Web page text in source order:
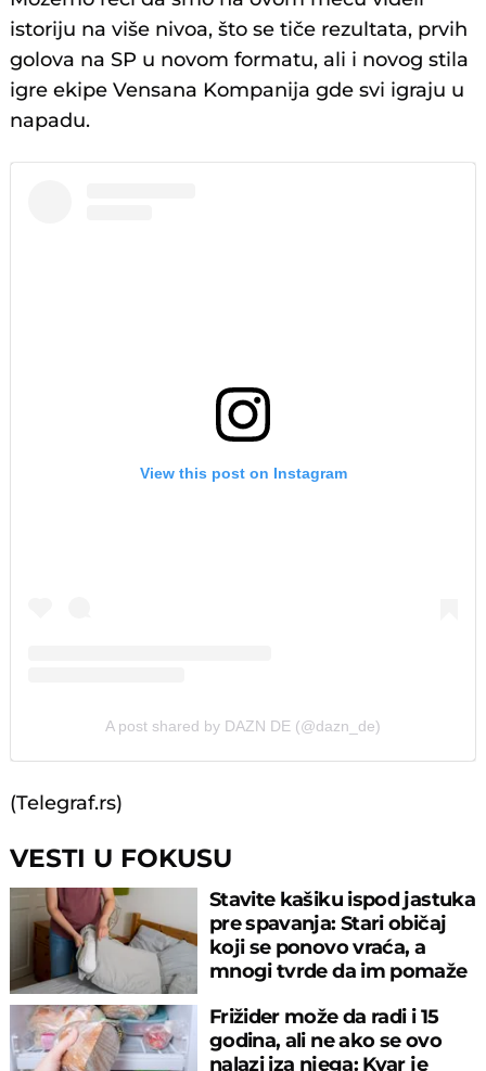
istoriju na više nivoa, što se tiče rezultata, prvih
golova na SP u novom formatu, ali i novog stila
igre ekipe Vensana Kompanija gde svi igraju u
napadu.
View this post on Instagram
A post shared by DAZN DE (@dazn_de)
(Telegraf.rs)
VESTI U FOKUSU
Stavite kašiku ispod jastuka
pre spavanja: Stari običaj
koji se ponovo vraća, a
mnogi tvrde da im pomaže
Frižider može da radi i 15
godina, ali ne ako se ovo
nalazi iza njega: Kvar je